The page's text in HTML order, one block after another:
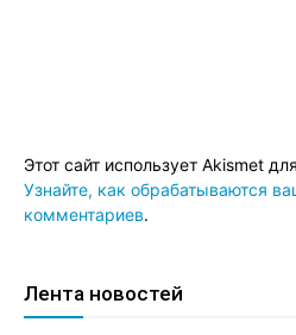
Этот сайт использует Akismet
Узнайте, как обрабатываются
комментариев.
Лента новостей